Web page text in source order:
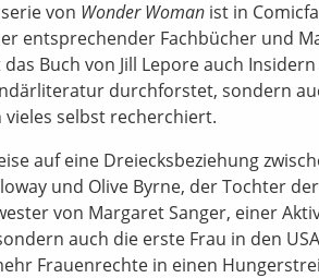
von Wonder Woman ist in
entsprechender Fachbücher und
Buch von Jill Lepore auch
durchforstet, sondern
selbst recherchiert.
auf eine Dreiecksbeziehung
und Olive Byrne, der Tochter
von Margaret Sanger, einer
auch die erste Frau in den
Frauenrechte in einen